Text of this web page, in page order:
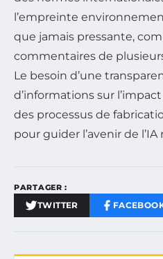
l’empreinte
que jamais pressante,
commentaires de
Le besoin d’une
d’informations sur
des processus de
pour guider l’avenir de
PARTAGER :
TWITTER